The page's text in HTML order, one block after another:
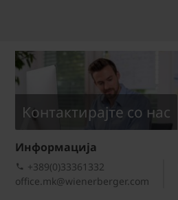
Kонтактирајте со нас
Информациja
+389(0)33361332
office.mk@wienerberger.com